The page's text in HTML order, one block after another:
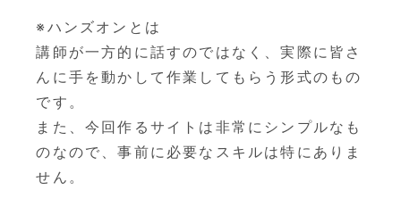
※ハンズオンとは
講師が一方的に話すのではなく、実際に皆さ
んに手を動かして作業してもらう形式のもの
です。
また、今回作るサイトは非常にシンプルなも
のなので、事前に必要なスキルは特にありま
せん。